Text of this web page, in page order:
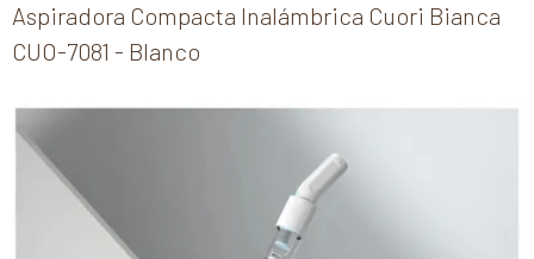
Aspiradora Compacta Inalámbrica Cuori Bianca
CUO-7081 - Blanco